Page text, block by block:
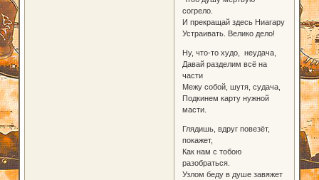
согрело.
И прекращай здесь Ниагару
Устраивать. Велико дело!
Ну, что-то худо, неудача,
Давай разделим всё на
части
Межу собой, шутя, судача,
Подкинем карту нужной
масти.
Глядишь, вдруг повезёт,
покажет,
Как нам с тобою
разобраться.
Узлом беду в душе завяжет